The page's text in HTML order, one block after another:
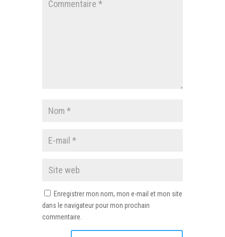
Enregistrer mon nom, mon e-mail et mon site
dans le navigateur pour mon prochain
commentaire.